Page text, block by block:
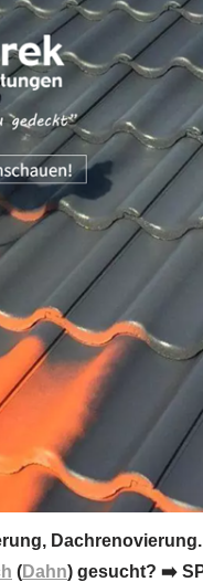
(Dahn) gesucht? ➡️